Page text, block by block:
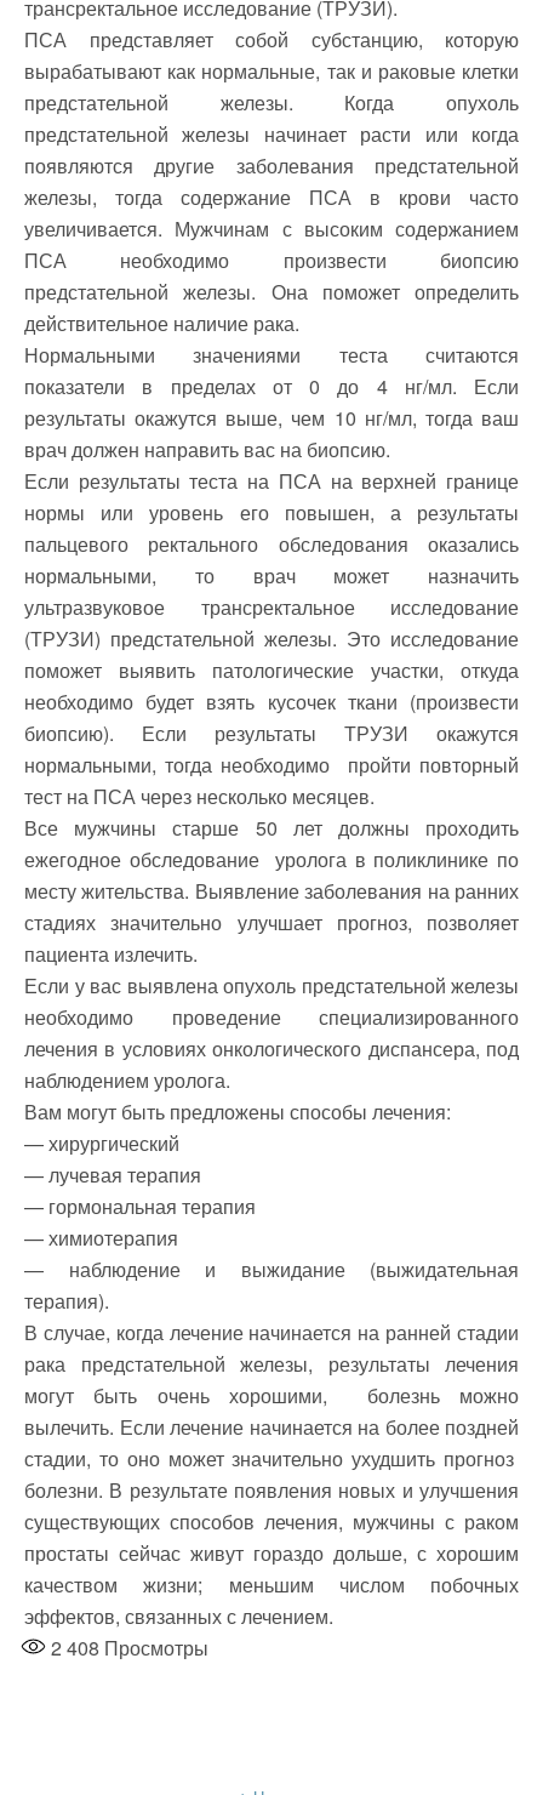
трансректальное исследование (ТРУЗИ).
ПСА представляет собой субстанцию, которую
вырабатывают как нормальные, так и раковые клетки
предстательной железы. Когда опухоль
предстательной железы начинает расти или когда
появляются другие заболевания предстательной
железы, тогда содержание ПСА в крови часто
увеличивается. Мужчинам с высоким содержанием
ПСА необходимо произвести биопсию
предстательной железы. Она поможет определить
действительное наличие рака.
Нормальными значениями теста считаются
показатели в пределах от 0 до 4 нг/мл. Если
результаты окажутся выше, чем 10 нг/мл, тогда ваш
врач должен направить вас на биопсию.
Если результаты теста на ПСА на верхней границе
нормы или уровень его повышен, а результаты
пальцевого ректального обследования оказались
нормальными, то врач может назначить
ультразвуковое трансректальное исследование
(ТРУЗИ) предстательной железы. Это исследование
поможет выявить патологические участки, откуда
необходимо будет взять кусочек ткани (произвести
биопсию). Если результаты ТРУЗИ окажутся
нормальными, тогда необходимо пройти повторный
тест на ПСА через несколько месяцев.
Все мужчины старше 50 лет должны проходить
ежегодное обследование уролога в поликлинике по
месту жительства. Выявление заболевания на ранних
стадиях значительно улучшает прогноз, позволяет
пациента излечить.
Если у вас выявлена опухоль предстательной железы
необходимо проведение специализированного
лечения в условиях онкологического диспансера, под
наблюдением уролога.
Вам могут быть предложены способы лечения:
— хирургический
— лучевая терапия
— гормональная терапия
— химиотерапия
— наблюдение и выжидание (выжидательная
терапия).
В случае, когда лечение начинается на ранней стадии
рака предстательной железы, результаты лечения
могут быть очень хорошими, болезнь можно
вылечить. Если лечение начинается на более поздней
стадии, то оно может значительно ухудшить прогноз
болезни. В результате появления новых и улучшения
существующих способов лечения, мужчины с раком
простаты сейчас живут гораздо дольше, с хорошим
качеством жизни; меньшим числом побочных
эффектов, связанных с лечением.
2 408 Просмотры